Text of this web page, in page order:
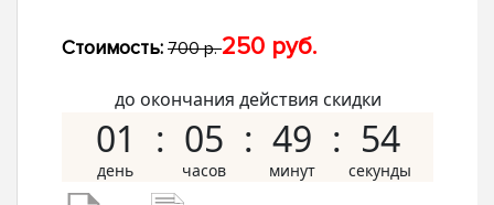
Стоимость: 700 р.250 руб.
до окончания действия скидки
01 05 49 53